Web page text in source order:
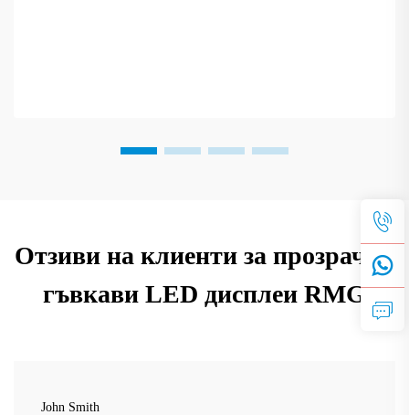
Отзиви на клиенти за прозрачни
гъвкави LED дисплеи RMG
John Smith